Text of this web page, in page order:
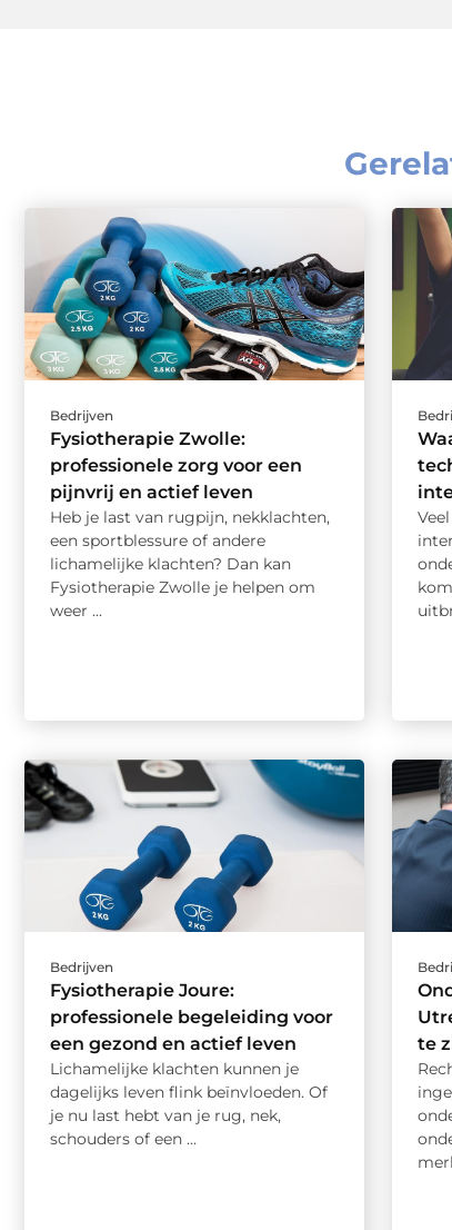
Bedrijven
Fysiotherapie Zwolle:
professionele zorg voor een
pijnvrij en actief leven
Heb je last van rugpijn, nekklachten,
een sportblessure of andere
lichamelijke klachten? Dan kan
Fysiotherapie Zwolle je helpen om
weer ...
Bedrijven
Fysiotherapie Joure:
professionele begeleiding voor
een gezond en actief leven
Lichamelijke klachten kunnen je
dagelijks leven flink beïnvloeden. Of
je nu last hebt van je rug, nek,
schouders of een ...
te